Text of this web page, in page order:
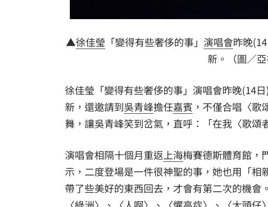
▲徐佳瑩 「變得有些奢侈的事」 演唱會昨晚
新。（圖／亞
徐佳瑩「變得有些奢侈的事」演唱會昨晚(14
新，還邀請到吳青峰擔任嘉賓 ，不僅合唱〈
舞，讓吳青峰笑到岔氣，直呼：「在我〈歌頌
演唱會相隔十個月重返上海梅賽德斯體育館，
示，二度登場是一件很神聖的事，她也用「
帶了些美好的東西回去，才會有第二次的機